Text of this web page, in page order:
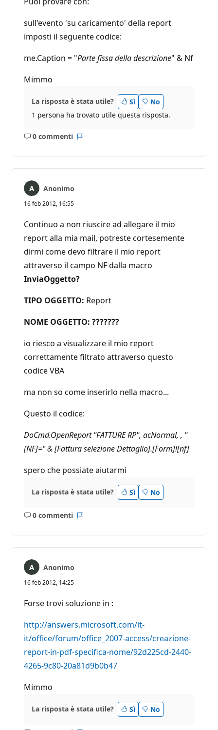
sull'evento 'su caricamento' della report
imposti il seguente codice:
me.Caption = "Parte fissa della descrizione" & Nf
Mimmo
La risposta è stata utile? Sì
No
1 persona ha trovato utile questa risposta.
0 commenti
Nessun
Anonimo
16 feb 2012, 16:55
Continuo a non riuscire ad allegare il mio
report alla mia mail, potreste cortesemente
dirmi come devo filtrare il mio report
attraverso il campo NF dalla macro
InviaOggetto?
TIPO OGGETTO: Report
NOME OGGETTO: ???????
io riesco a visualizzare il mio report
correttamente filtrato attraverso questo
codice VBA
ma non so come inserirlo nella macro...
Questo il codice:
DoCmd.OpenReport "FATTURE RP", acNormal, , "
[NF]=" & [Fattura selezione Dettaglio].[Form]![nf]
spero che possiate aiutarmi
La risposta è stata utile? Sì No
0 commenti
Nessun
Anonimo
16 feb 2012, 14:25
Forse trovi soluzione in :
http://answers.microsoft.com/it-
it/office/forum/office_2007-access/creazione-
report-in-pdf-specifica-nome/92d225cd-2440-
4265-9c80-20a81d9b0b47
Mimmo
La risposta è stata utile? Sì No